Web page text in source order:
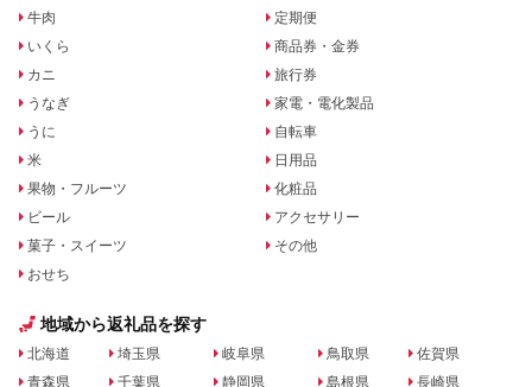
牛肉
いくら
カニ
うなぎ
うに
米
果物・フルーツ
ビール
菓子・スイーツ
おせち
定期便
商品券・金券
旅行券
家電・電化製品
自転車
日用品
化粧品
アクセサリー
その他
地域から返礼品を探す
北海道
青森県
埼玉県
千葉県
岐阜県
静岡県
鳥取県
島根県
佐賀県
長崎県